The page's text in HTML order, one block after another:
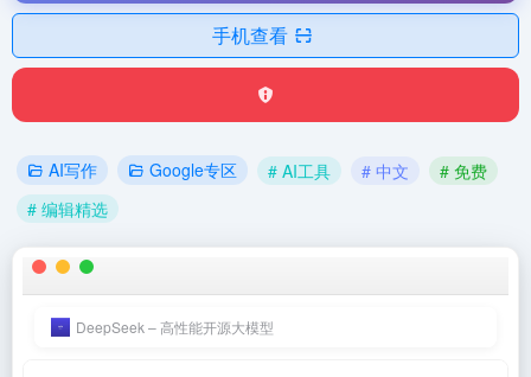
手机查看
AI写作 Google专区 # AI工具 # 中文
# 免费
# 编辑精选
DeepSeek – 高性能开源大模型